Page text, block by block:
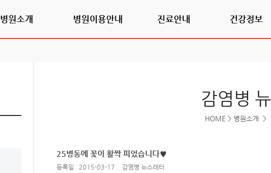
병원소개 병원이용안내 진료안내 건강정보
감염병
HOME > 병원소개 >
25병동에 꽃이 활짝 피었습니다♥
등록일 : 2015-03-17 감염병 뉴스레터